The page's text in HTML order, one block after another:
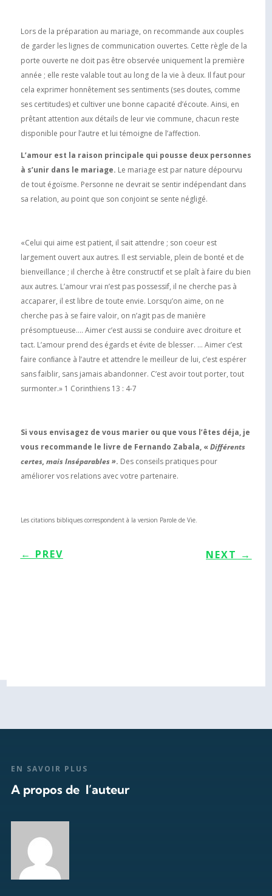
Lors de la préparation au mariage, on recommande aux couples
de garder les lignes de communication ouvertes. Cette règle de la
porte ouverte ne doit pas être observée uniquement la première
année ; elle reste valable tout au long de la vie à deux. Il faut pour
cela exprimer honnêtement ses sentiments (ses doutes, comme
ses certitudes) et cultiver une bonne capacité dʼécoute. Ainsi, en
prêtant attention aux détails de leur vie commune, chacun reste
disponible pour lʼautre et lui témoigne de lʼaffection.
Lʼamour est la raison principale qui pousse deux personnes
à sʼunir dans le mariage. Le mariage est par nature dépourvu
de tout égoïsme. Personne ne devrait se sentir indépendant dans
sa relation, au point que son conjoint se sente négligé.
«Celui qui aime est patient, il sait attendre ; son coeur est
largement ouvert aux autres. Il est serviable, plein de bonté et de
bienveillance ; il cherche à être constructif et se plaît à faire du bien
aux autres. Lʼamour vrai nʼest pas possessif, il ne cherche pas à
accaparer, il est libre de toute envie. Lorsquʼon aime, on ne
cherche pas à se faire valoir, on nʼagit pas de manière
présomptueuse…. Aimer cʼest aussi se conduire avec droiture et
tact. Lʼamour prend des égards et évite de blesser. … Aimer cʼest
faire conﬁance à lʼautre et attendre le meilleur de lui, cʼest espérer
sans faiblir, sans jamais abandonner. Cʼest avoir tout porter, tout
surmonter.» 1 Corinthiens 13 : 4-7
Si vous envisagez de vous marier ou que vous lʼêtes déja, je
vous recommande le livre de Fernando Zabala, «Différents
certes, mais Inséparables ». Des conseils pratiques pour
améliorer vos relations avec votre partenaire.
Les citations bibliques correspondent à la version Parole de Vie.
← PREV NEXT →
EN SAVOIR PLUS
A propos de l’auteur